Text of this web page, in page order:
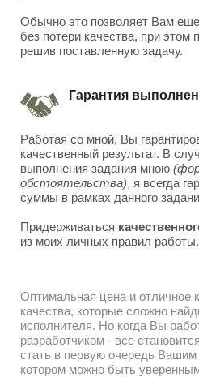
Обычно это позволяет Вам
без потери качества, при этом
решив поставленную задачу.
Гарантия
Работая со мной, Вы
качественный результат. В
выполнения задания мною
обстоятельства), я всегда
суммы в рамках данного
Придерживаться
из моих личных правил работы.
Оптимальная цена и отличное
качества, которые сложно
исполнителя. Но когда Вы
разработчиком - все
стать в первую очередь
котором можно быть